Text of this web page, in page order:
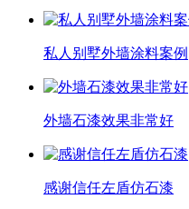
私人别墅外墙涂料案例
外墙石漆效果非常好
感谢信任左盾仿石漆